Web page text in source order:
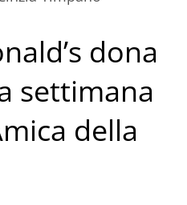
dona
settimana
della